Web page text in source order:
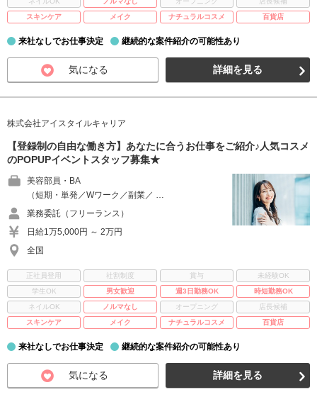
スキンケア
メイク ナチュラルコスメ 百貨店
来社なしでお仕事決定 継続的な案件紹介の可能性あり
気になる 詳細を見る
株式会社アイスタイルキャリア
【登録制の自由な働き方】あなたに合うお仕事をご紹介♪人気コスメ
のPOPUPイベントスタッフ募集★
美容部員・BA
（短期・単発／Wワーク／副業／ …
業務委託（フリーランス）
日給1万5,000円 ～ 2万円
全国
正社員登用 社割制度 賞与
未経験OK
学生OK
男女歓迎 週3日勤務OK
時短勤務OK
ネイルOK
ノルマなし オープニング
店長候補
スキンケア
メイク ナチュラルコスメ 百貨店
来社なしでお仕事決定 継続的な案件紹介の可能性あり
気になる 詳細を見る